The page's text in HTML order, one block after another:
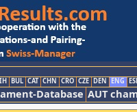
BUL CAT CHN CRO CZE DEN ENG
Database AUT